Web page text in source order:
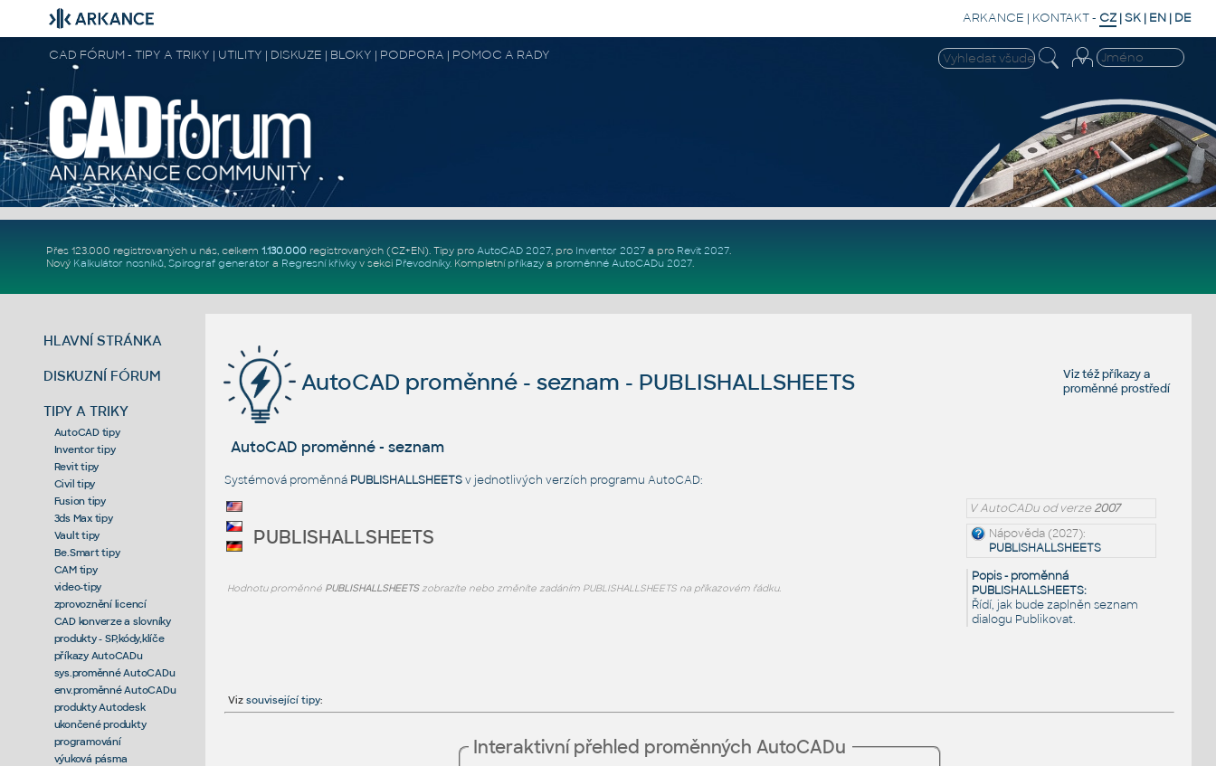
ARKANCE | KONTAKT- CZ |SK | EN | DE
CAD FÓRUM - TIPY A TRIKY | UTILITY | DISKUZE | BLOKY | PODPORA | POMOC A RADY
Přes 123.000 registrovaných u nás, celkem 1.130.000registrovaných (CZ+EN). Tipy pro AutoCAD 2027, pro Inventor 2027a pro Revit 2027.
Nový Kalkulátor nosníků, Spirograf generátor a Regresní křivkyv sekci Převodníky. Kompletní příkazya proměnné AutoCADu 2027.
HLAVNÍ STRÁNKA
DISKUZNÍ FÓRUM
TIPY A TRIKY
AutoCAD tipy
Inventor tipy
Revit tipy
Civil tipy
Fusion tipy
3ds Max tipy
Vault tipy
Be.Smart tipy
CAM tipy
video-tipy
zprovoznění licencí
CAD konverze a slovníky
produkty - SP,kódy,klíče
příkazy AutoCADu
sys.proměnné AutoCADu
env.proměnné AutoCADu
produkty Autodesk
ukončené produkty
programování
výuková pásma
Viz téžpříkazya
proměnné prostředí
AutoCAD proměnné - seznam - PUBLISHALLSHEETS
AutoCAD proměnné - seznam
Systémová proměnná PUBLISHALLSHEETSv jednotlivých verzích programu AutoCAD:
V AutoCADu od verze2007
Nápověda (2027):
PUBLISHALLSHEETS
Popis - proměnná
PUBLISHALLSHEETS:
Řídí, jak bude zaplněn seznam
dialogu Publikovat.
PUBLISHALLSHEETS
Hodnotu proměnné PUBLISHALLSHEETSzobrazíte nebo změníte zadáním PUBLISHALLSHEETS na příkazovém řádku.
Viz související tipy:
Interaktivní přehled proměnných AutoCADu